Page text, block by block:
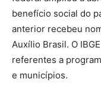
benefício social do
anterior recebeu
Auxílio Brasil. O
referentes a
e municípios.